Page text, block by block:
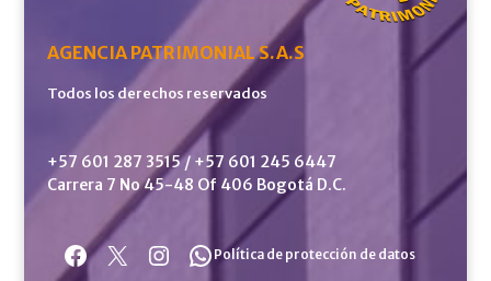
AGENCIA PATRIMONIAL S.A.S
Todos los derechos reservados
+57 601 287 3515 / +57 601 245 6447
Carrera 7 No 45-48 Of 406 Bogotá D.C.
Facebook
X Instagram
WhatsApp
Política de protección de datos